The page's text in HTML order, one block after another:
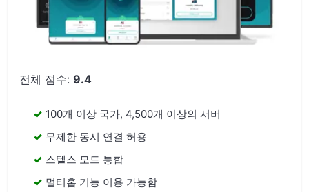
전체 점수:9.4
100개 이상 국가, 4,500개 이상의 서버
무제한 동시 연결 허용
스텔스 모드 통합
멀티홉 기능 이용 가능함